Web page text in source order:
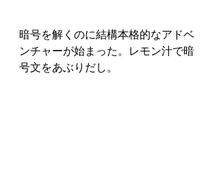
暗号を解くのに結構本格的なアドベ
ンチャーが始まった。レモン汁で暗
号文をあぶりだし。